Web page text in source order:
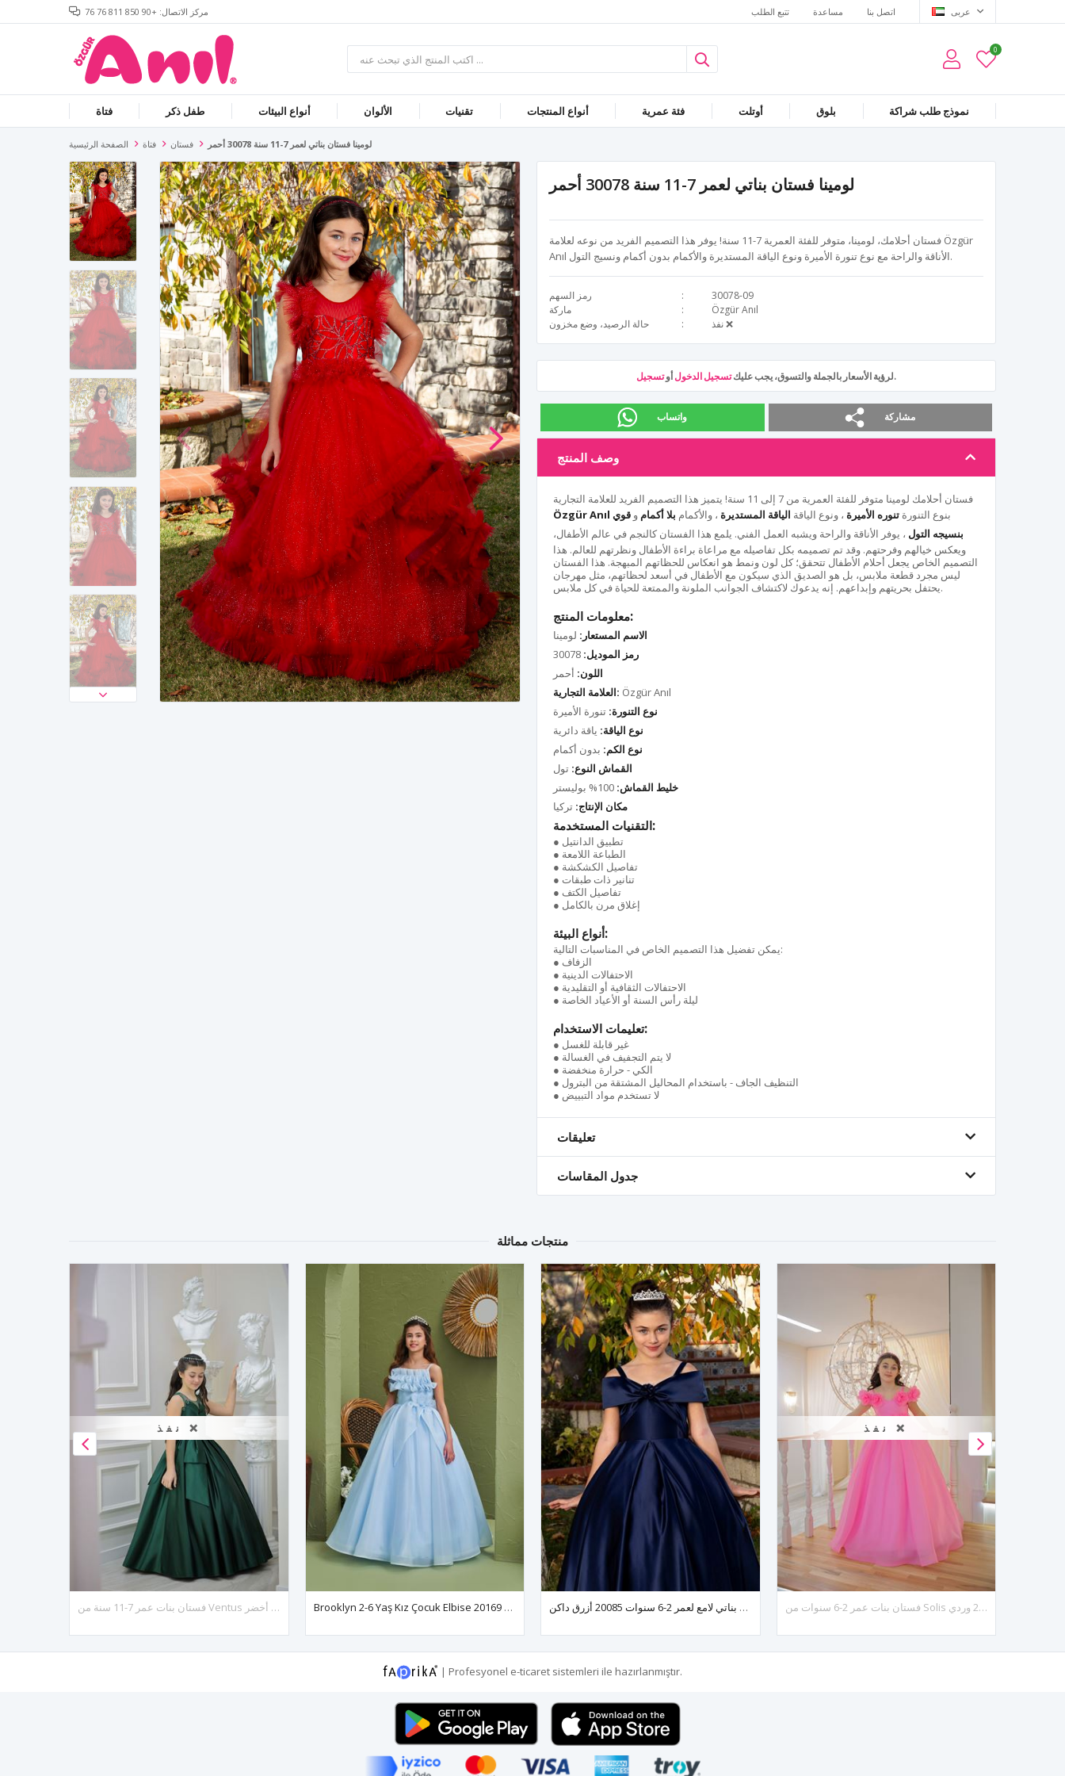
مركز الاتصال: +90 850 811 76 76 تتبع الطلب مساعدة اتصل بنا
0
فتاة طفل ذكر أنواع البيئات الألوان تقنيات أنواع المنتجات فئة عمرية أوتلت بلوق نموذج طلب شراكة
الصفحة الرئيسية فتاة فستان لومينا فستان بناتي لعمر 7-11 سنة 30078 أحمر
لومينا فستان بناتي لعمر 7-11 سنة 30078 أحمر
فستان أحلامك، لومينا، متوفر للفئة العمرية 7-11 سنة! يوفر هذا التصميم الفريد من نوعه لعلامة Özgür
Anıl الأناقة والراحة مع نوع تنورة الأميرة ونوع الياقة المستديرة والأكمام بدون أكمام ونسيج التول.
رمز السهم
30078-09
ماركة
Özgür Anıl
حالة الرصيد، وضع مخزون
نفذ ❌
لرؤية الأسعار بالجملة والتسوق، يجب عليكتسجيل الدخولأوتسجيل .
واتساب مشاركة
وصف المنتج
فستان أحلامك لومينا متوفر للفئة العمرية من 7 إلى 11 سنة! يتميز هذا التصميم الفريد للعلامة التجارية
Özgür Anıl
بنوع التنورة تنوره الأميرة ، ونوع الياقة الياقة المستديرة ، والأكمام بلا أكمام و قوي
بنسيجه التول ، يوفر الأناقة والراحة ويشبه العمل الفني. يلمع هذا الفستان كالنجم في عالم الأطفال،
ويعكس خيالهم وفرحتهم. وقد تم تصميمه بكل تفاصيله مع مراعاة براءة الأطفال ونظرتهم للعالم. هذا
التصميم الخاص يجعل أحلام الأطفال تتحقق؛ كل لون ونمط هو انعكاس للحظاتهم المبهجة. هذا الفستان
ليس مجرد قطعة ملابس، بل هو الصديق الذي سيكون مع الأطفال في أسعد لحظاتهم، مثل مهرجان
يحتفل بحريتهم وإبداعهم. إنه يدعوك لاكتشاف الجوانب الملونة والممتعة للحياة في كل ملابس.
معلومات المنتج:
الاسم المستعار: لومينا
رمز الموديل: 30078
اللون: أحمر
العلامة التجارية: Özgür Anıl
نوع التنورة: تنورة الأميرة
نوع الياقة: ياقة دائرية
نوع الكم: بدون أكمام
القماش النوع: تول
خليط القماش: 100% بوليستر
مكان الإنتاج: تركيا
التقنيات المستخدمة:
● تطبيق الدانتيل
● الطباعة اللامعة
● تفاصيل الكشكشة
● تنانير ذات طبقات
● تفاصيل الكتف
● إغلاق مرن بالكامل
أنواع البيئة:
يمكن تفضيل هذا التصميم الخاص في المناسبات التالية:
● الزفاف
● الاحتفالات الدينية
● الاحتفالات الثقافية أو التقليدية
● ليلة رأس السنة أو الأعياد الخاصة
تعليمات الاستخدام:
● غير قابلة للغسل
● لا يتم التجفيف في الغسالة
● الكي - حرارة منخفضة
● التنظيف الجاف - باستخدام المحاليل المشتقة من البترول
● لا تستخدم مواد التبييض
تعليقات
جدول المقاسات
منتجات مماثلة
نفذ ❌
فستان بنات عمر 7-11 سنة من Ventus رقم 30144 أخضر Brooklyn 2-6 Yaş Kız Çocuk Elbise 20169 Bebe Mavi فستان بناتي لامع لعمر 2-6 سنوات 20085 أزرق داكن
نفذ ❌
فستان بنات عمر 2-6 سنوات من Solis رقم 20133 وردي
| Profesyonel e-ticaret sistemleri ile hazırlanmıştır.